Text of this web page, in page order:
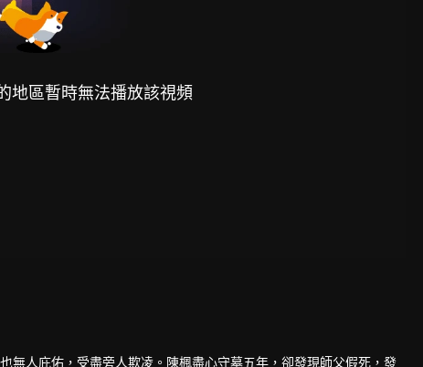
地區暫時無法播放該視頻
無人庇佑，受盡旁人欺凌。陳楓盡心守墓五年，卻發現師父假死，發